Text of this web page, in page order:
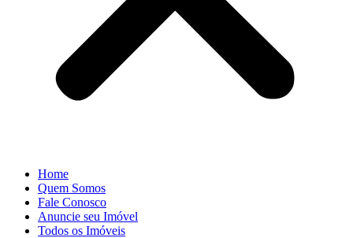
Home
Quem Somos
Fale Conosco
Anuncie seu Imóvel
Todos os Imóveis